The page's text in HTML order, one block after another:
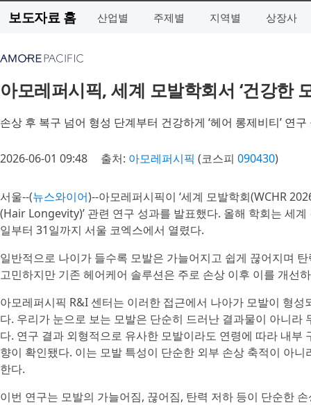
보도자료 홈 산업별 주제별 지역별 상장사
아모레퍼시픽, 세계 모발학회서 ‘건강한
손상 후 복구 넘어 형성 단계부터 건강하게 ‘헤어 롱제비티’ 연구
2026-06-01 09:48 출처: 아모레퍼시픽 (코스피 090430)
서울--(뉴스와이어)--아모레퍼시픽이 ‘세계 모발학회(WCHR
(Hair Longevity)’ 관련 연구 성과를 발표했다. 올해 학회는 세
일부터 31일까지 서울 코엑스에서 열렸다.
일반적으로 나이가 들수록 모발은 가늘어지고 쉽게 끊어지며
고민하지만 기존 헤어케어 솔루션은 주로 손상 이후 이를 개선
아모레퍼시픽 R&I 센터는 이러한 접근에서 나아가 모발이 형
다. 우리가 눈으로 보는 모발은 단순히 드러난 결과물이 아니
다. 연구 결과 외형적으로 유사한 모발이라도 연령에 따라 내
향이 확인됐다. 이는 모발 특성이 단순한 외부 손상 축적이 아
한다.
이번 연구는 모발의 가늘어짐, 끊어짐, 탄력 저하 등이 단순한